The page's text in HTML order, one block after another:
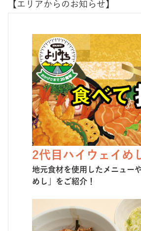
【エリアからのお知らせ】
2代目ハイウェイめ
地元⾷材を使⽤したメニュー
めし」をご紹介！